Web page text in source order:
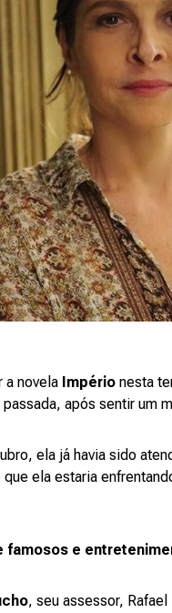
a novela Império nesta
após sentir um
ela já havia sido
ela estaria
famosos e
, seu assessor,